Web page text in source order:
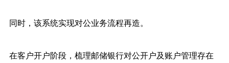
同时，该系统实现对公业务流程再造。
在客户开户阶段，梳理邮储银行对公开户及账户管理存在